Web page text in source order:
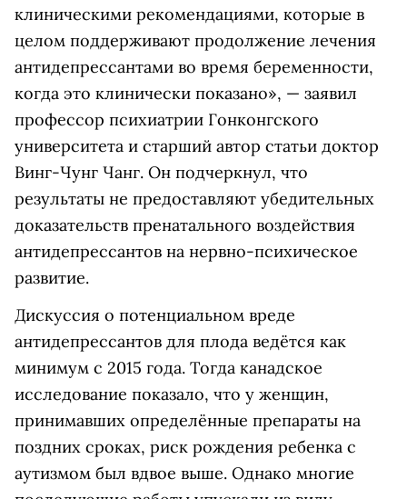
клиническими рекомендациями, которые в
целом поддерживают продолжение лечения
антидепрессантами во время беременности,
когда это клинически показано», — заявил
профессор психиатрии Гонконгского
университета и старший автор статьи доктор
Винг-Чунг Чанг. Он подчеркнул, что
результаты не предоставляют убедительных
доказательств пренатального воздействия
антидепрессантов на нервно-психическое
развитие.
Дискуссия о потенциальном вреде
антидепрессантов для плода ведётся как
минимум с 2015 года. Тогда канадское
исследование показало, что у женщин,
принимавших определённые препараты на
поздних сроках, риск рождения ребенка с
аутизмом был вдвое выше. Однако многие